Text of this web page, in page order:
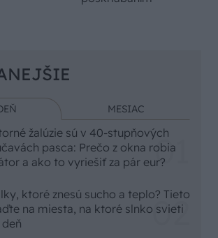
MESIAC
žalúzie sú v 40-stupňových
pasca: Prečo z okna robia
a ako to vyriešiť za pár eur?
ktoré znesú sucho a teplo? Tieto
na miesta, na ktoré slnko svieti